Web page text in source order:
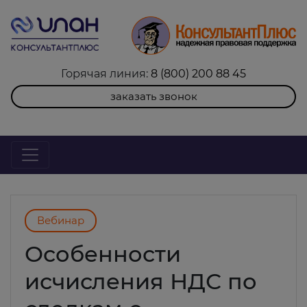
Горячая линия: 8 (800) 200 88 45
заказать звонок
Вебинар
Особенности
исчисления НДС по